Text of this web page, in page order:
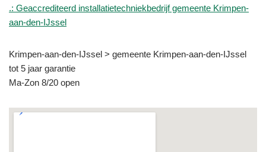
.: Geaccrediteerd installatietechniekbedrijf gemeente Krimpen-
aan-den-IJssel
Krimpen-aan-den-IJssel > gemeente Krimpen-aan-den-IJssel
tot 5 jaar garantie
Ma-Zon 8/20 open